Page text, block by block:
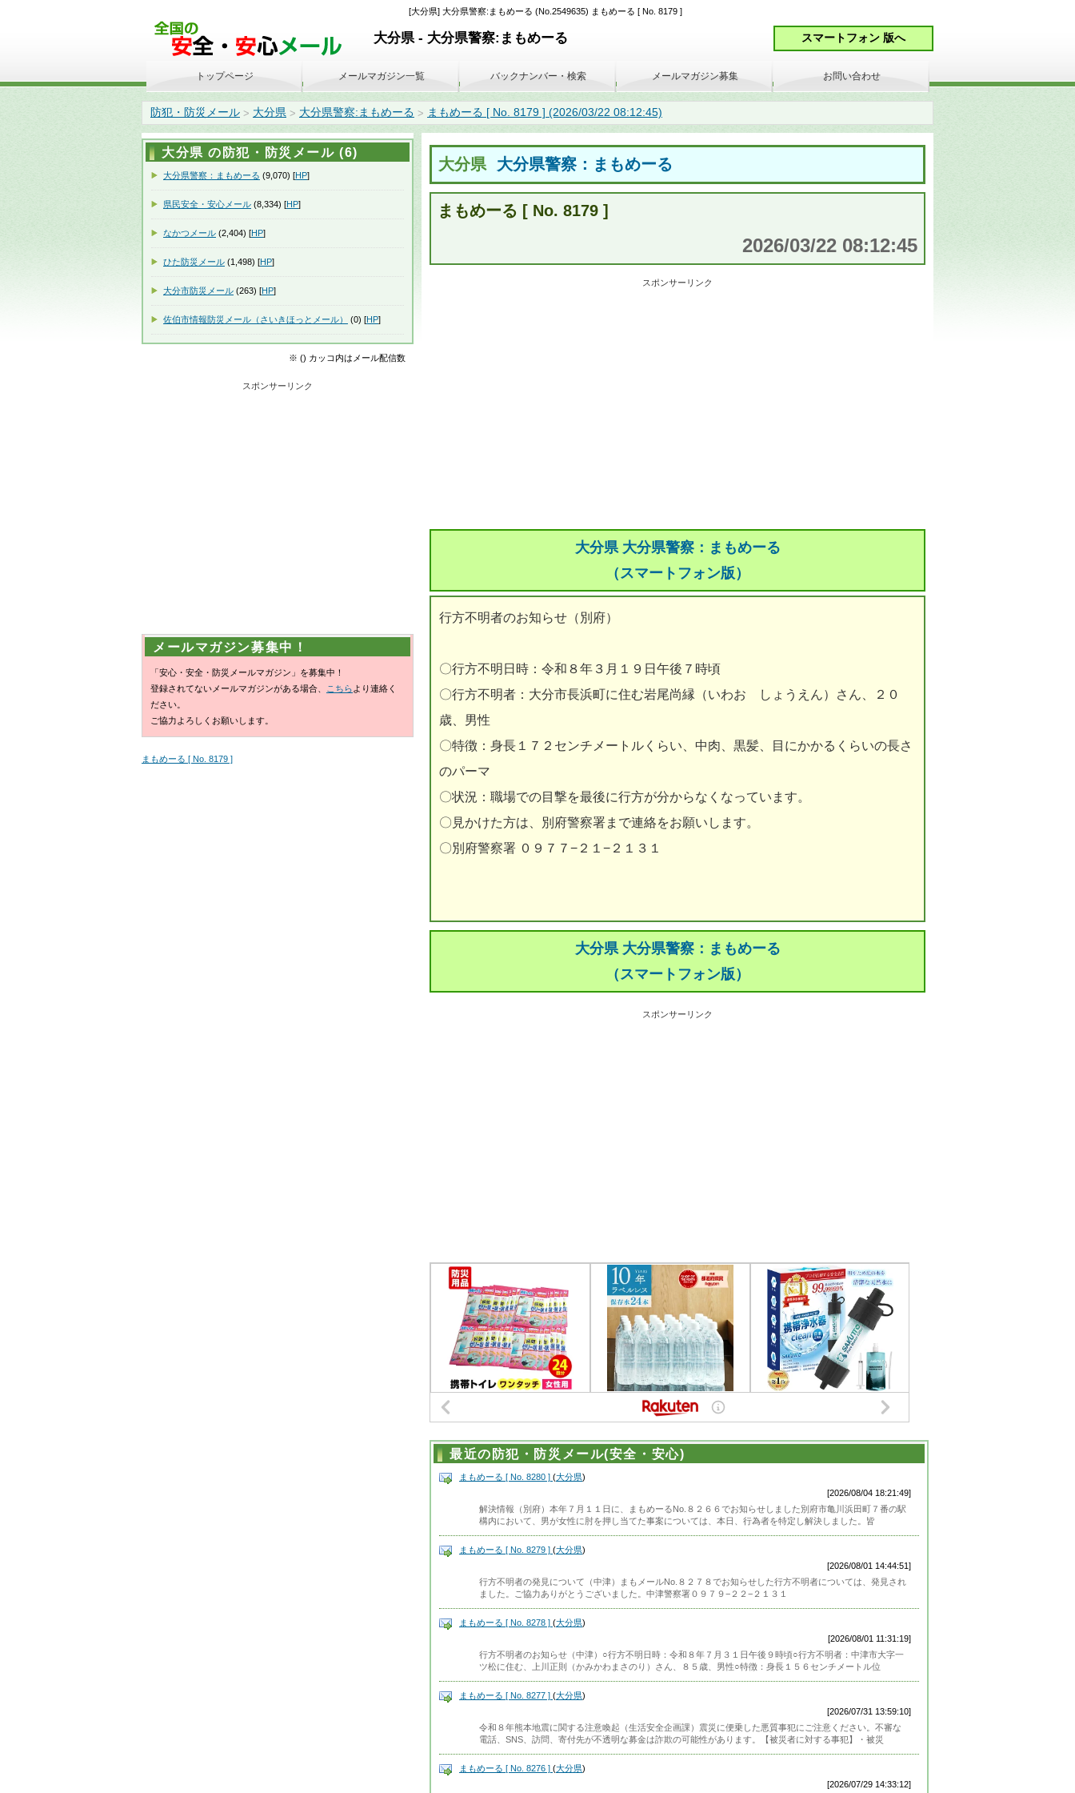
[大分県] 大分県警察:まもめーる (No.2549635) まもめーる [ No. 8179 ]
大分県 - 大分県警察:まもめーる
防犯・防災メール > 大分県 > 大分県警察:まもめーる > まもめーる [ No. 8179 ] (2026/03/22 08:12:45)
大分県 大分県警察：まもめーる
まもめーる [ No. 8179 ]
2026/03/22 08:12:45
スポンサーリンク
大分県 大分県警察：まもめーる
（スマートフォン版）
行方不明者のお知らせ（別府）
〇行方不明日時：令和８年３月１９日午後７時頃
〇行方不明者：大分市長浜町に住む岩尾尚縁（いわお しょうえん）さん、２０
歳、男性
〇特徴：身長１７２センチメートルくらい、中肉、黒髪、目にかかるくらいの長さ
のパーマ
〇状況：職場での目撃を最後に行方が分からなくなっています。
〇見かけた方は、別府警察署まで連絡をお願いします。
〇別府警察署 ０９７７−２１−２１３１
大分県 大分県警察：まもめーる
（スマートフォン版）
スポンサーリンク
最近の防犯・防災メール(安全・安心)
まもめーる [ No. 8280 ] (大分県)
[2026/08/04 18:21:49]
解決情報（別府）本年７月１１日に、まもめーるNo.８２６６でお知らせしました別府市亀川浜田町７番の駅
構内において、男が女性に肘を押し当てた事案については、本日、行為者を特定し解決しました。皆
まもめーる [ No. 8279 ] (大分県)
[2026/08/01 14:44:51]
行方不明者の発見について（中津）まもメールNo.８２７８でお知らせした行方不明者については、発見され
ました。ご協力ありがとうございました。中津警察署０９７９−２２−２１３１
まもめーる [ No. 8278 ] (大分県)
[2026/08/01 11:31:19]
行方不明者のお知らせ（中津）○行方不明日時：令和８年７月３１日午後９時頃○行方不明者：中津市大字一
ツ松に住む、上川正則（かみかわまさのり）さん、８５歳、男性○特徴：身長１５６センチメートル位
まもめーる [ No. 8277 ] (大分県)
[2026/07/31 13:59:10]
令和８年熊本地震に関する注意喚起（生活安全企画課）震災に便乗した悪質事犯にご注意ください。不審な
電話、SNS、訪問、寄付先が不透明な募金は詐欺の可能性があります。【被災者に対する事犯】・被災
まもめーる [ No. 8276 ] (大分県)
[2026/07/29 14:33:12]
トップページ メールマガジン一覧 バックナンバー・検索 メールマガジン募集 お問い合わせ
大分県 の防犯・防災メール (6)
大分県警察：まもめーる (9,070) [HP]
県民安全・安心メール (8,334) [HP]
なかつメール (2,404) [HP]
ひた防災メール (1,498) [HP]
大分市防災メール (263) [HP]
佐伯市情報防災メール（さいきほっとメール） (0) [HP]
※ () カッコ内はメール配信数
スポンサーリンク
メールマガジン募集中！
「安心・安全・防災メールマガジン」を募集中！
登録されてないメールマガジンがある場合、
こちら より連絡く
ださい。
ご協力よろしくお願いします。
まもめーる [ No. 8179 ]